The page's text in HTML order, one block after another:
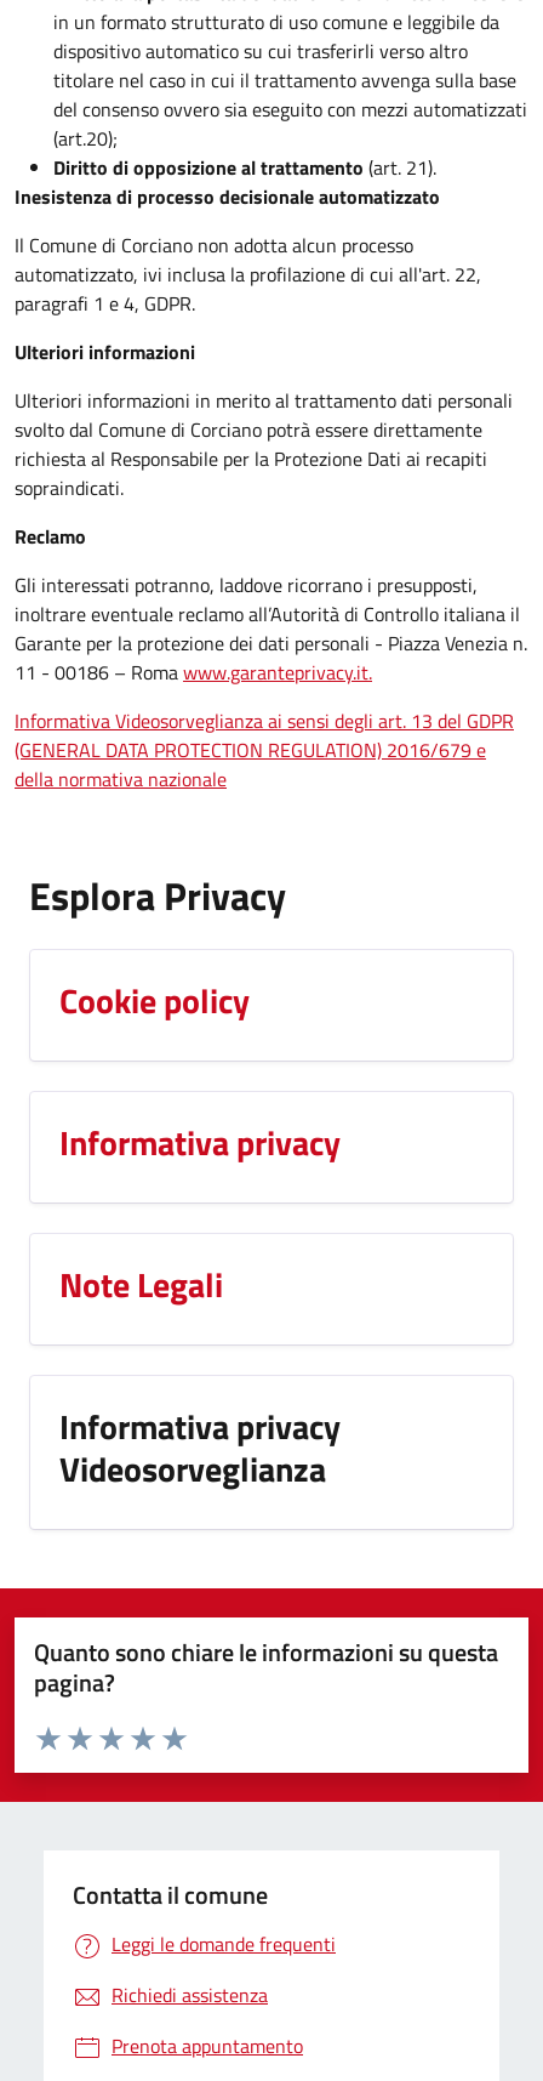
in un formato strutturato di uso comune e leggibile da
dispositivo automatico su cui trasferirli verso altro
titolare nel caso in cui il trattamento avvenga sulla base
del consenso ovvero sia eseguito con mezzi automatizzati
(art.20);
Diritto di opposizione al trattamento (art. 21).
Inesistenza di processo decisionale automatizzato
Il Comune di Corciano non adotta alcun processo
automatizzato, ivi inclusa la profilazione di cui all'art. 22,
paragrafi 1 e 4, GDPR.
Ulteriori informazioni
Ulteriori informazioni in merito al trattamento dati personali
svolto dal Comune di Corciano potrà essere direttamente
richiesta al Responsabile per la Protezione Dati ai recapiti
sopraindicati.
Reclamo
Gli interessati potranno, laddove ricorrano i presupposti,
inoltrare eventuale reclamo all’Autorità di Controllo italiana il
Garante per la protezione dei dati personali - Piazza Venezia n.
11 - 00186 – Romawww.garanteprivacy.it.
Informativa Videosorveglianza ai sensi degli art. 13 del GDPR
(GENERAL DATA PROTECTION REGULATION) 2016/679 e
della normativa nazionale
Esplora Privacy
Cookie policy
Informativa privacy
Note Legali
Informativa privacy
Videosorveglianza
Quanto sono chiare le informazioni su questa
pagina?
Valuta da 1 a 5 stelle la pagina
Valuta 5 stelle su 5
Valuta 4 stelle su 5
Valuta 3 stelle su 5
Valuta 2 stelle su 5
Valuta 1 stelle su 5
Contatta il comune
Leggi le domande frequenti
Richiedi assistenza
Prenota appuntamento